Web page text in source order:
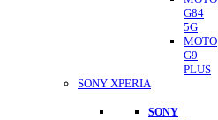
G84
5G
MOTO
G9
PLUS
SONY XPERIA
SONY